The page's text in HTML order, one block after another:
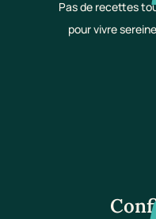
Pas de recettes
pour vivre